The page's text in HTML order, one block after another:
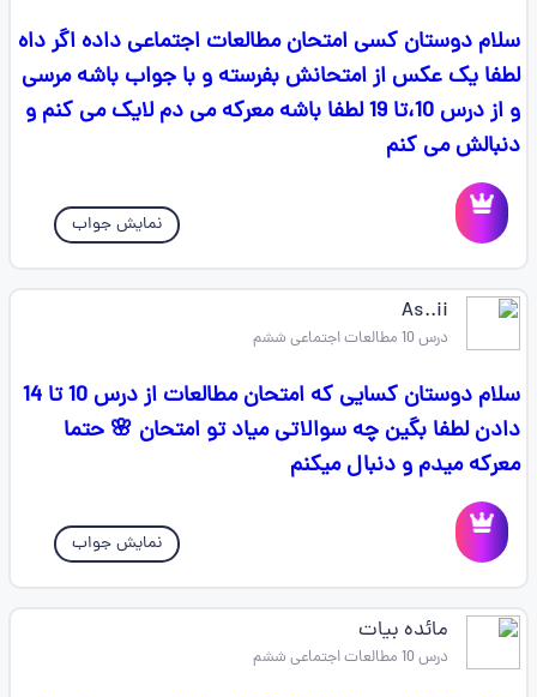
سلام دوستان کسی امتحان مطالعات اجتماعی داده اگر داه
لطفا یک عکس از امتحانش بفرسته و با جواب باشه مرسی
و از درس 10،تا 19 لطفا باشه معرکه می دم لایک می کنم و
دنبالش می کنم
نمایش جواب
As..ii
درس 10 مطالعات اجتماعی ششم
سلام دوستان کسایی که امتحان مطالعات از درس 10 تا 14
دادن لطفا بگین چه سوالاتی میاد تو امتحان 🌸 حتما
معرکه میدم و دنبال میکنم
نمایش جواب
مائده بیات
درس 10 مطالعات اجتماعی ششم